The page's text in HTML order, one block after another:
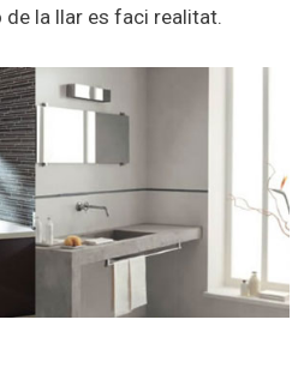
la llar es faci realitat.